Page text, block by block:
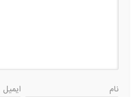
نام ایمیل